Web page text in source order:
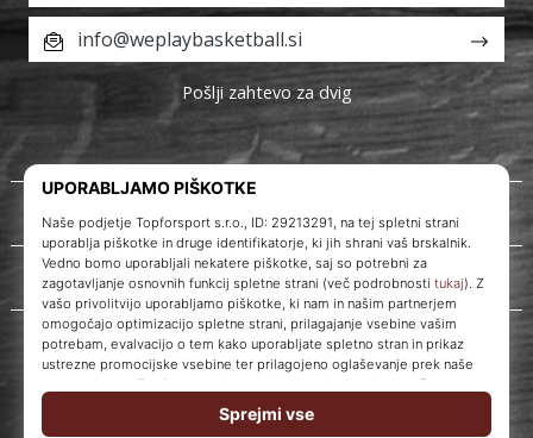
O nas
Storitve za stranke
info@weplaybasketball.si
Pošlji zahtevo za dvig